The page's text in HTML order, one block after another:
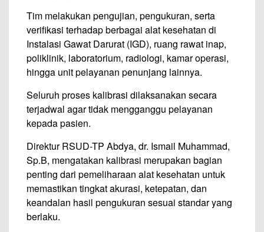
Tim melakukan pengujian, pengukuran, serta
verifikasi terhadap berbagai alat kesehatan di
Instalasi Gawat Darurat (IGD), ruang rawat inap,
poliklinik, laboratorium, radiologi, kamar operasi,
hingga unit pelayanan penunjang lainnya.
Seluruh proses kalibrasi dilaksanakan secara
terjadwal agar tidak mengganggu pelayanan
kepada pasien.
Direktur RSUD-TP Abdya, dr. Ismail Muhammad,
Sp.B, mengatakan kalibrasi merupakan bagian
penting dari pemeliharaan alat kesehatan untuk
memastikan tingkat akurasi, ketepatan, dan
keandalan hasil pengukuran sesuai standar yang
berlaku.